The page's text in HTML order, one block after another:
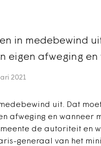
in medebewind
eigen afweging
2021
uit. Dat
afweging en wanneer
de autoriteit en
generaal van het